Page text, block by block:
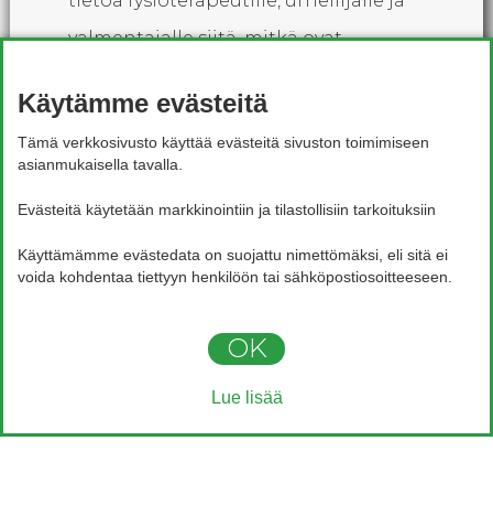
valmentajalle siitä, mitkä ovat
puutteet. Lihastasapainokartoituksen
pohjalta urheilijalle voidaan erillisellä
harjoitteluohjelma ongelmakohtien
ratkaisemiseksi. Nuorilla urheilijoilla
2 vuoden välein ja aikuisilla tarpeen
Käytämme evästeitä
Tämä verkkosivusto käyttää evästeitä sivuston toimimiseen
asianmukaisella tavalla.
Evästeitä käytetään markkinointiin ja tilastollisiin tarkoituksiin
Käyttämämme evästedata on suojattu nimettömäksi, eli sitä ei
voida kohdentaa tiettyyn henkilöön tai sähköpostiosoitteeseen.
OK
Lue lisää
×
Voit laittaa meille kysymyksiä